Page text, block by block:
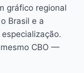
gráfico regional
Brasil e a
CBO —